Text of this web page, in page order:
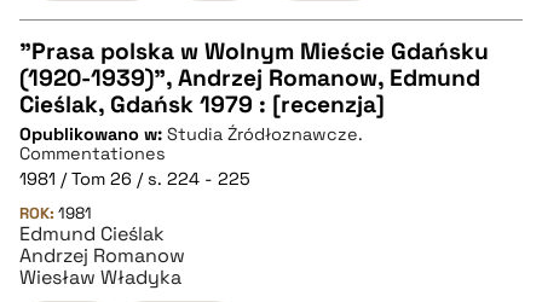
CZYSTY TEKST
pobierz cytat
BIBTEX
"Prasa polska w Wolnym Mieście Gdańsku
(1920-1939)", Andrzej Romanow, Edmund
Cieślak, Gdańsk 1979 : [recenzja]
Opublikowano w: Studia Źródłoznawcze.
Commentationes
1981 / Tom 26 / s. 224 - 225
ROK: 1981
Edmund Cieślak
Andrzej Romanow
Wiesław Władyka